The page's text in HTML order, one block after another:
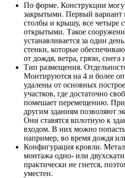
По форме. Конструкции
закрытыми. Первый вариант
столбы и крышу, все четыре
открытыми. Такое
устанавливается за один
стенки, которые
от дождя, ветра, грязи,
Тип размещения.
Монтируются на 4 и более
удалены от основных
участков, где достаточно
помешает перемещению.
другим зданиям позволяют
Они ставятся вплотную к
входом. В них можно
например, во время дождя
Конфигурация кровли.
монтажа одно- или
практически не гнется,
уместен.